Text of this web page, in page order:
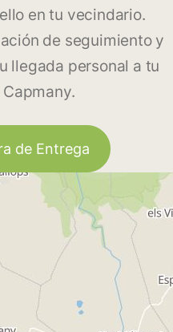
en tu vecindario.
de seguimiento y
llegada personal a tu
de Entrega